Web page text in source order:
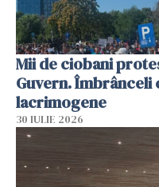
Mii de ciobani
Guvern. Îmbrânceli
lacrimogene
30 IULIE 2026